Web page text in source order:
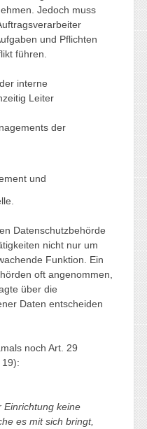
Jedoch muss
und Pflichten
führen.
interne
Leiter
der
und
Datenschutzbehörde
nicht nur um
Funktion. Ein
oft angenommen,
über die
Daten entscheiden
noch Art. 29
19):
Einrichtung keine
es mit sich bringt,